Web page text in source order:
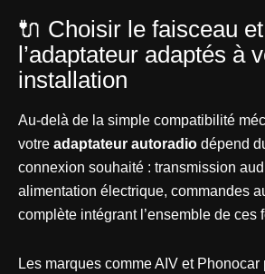
🔌 Choisir le faisceau et
l’adaptateur adaptés à
installation
Au-delà de la simple compatibilité
votre adaptateur autoradio dépend
connexion souhaité : transmission
alimentation électrique, commandes
complète intégrant l’ensemble de ces
Les marques comme AIV et